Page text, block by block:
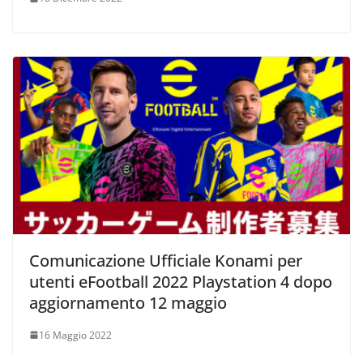
Comunicazione Ufficiale Konami per
utenti eFootball 2022 Playstation 4 dopo
aggiornamento 12 maggio
16 Maggio 2022